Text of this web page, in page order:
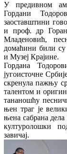
У предивном
Гордани
заоставштини
и проф. др
Младеновић,
домаћини били су
и Музеј Крајине.
Гордана
југоисточне
скренула пажњу
талентом и
тананошћу
њен траг је
њена сабрана
културолошки
завичај.